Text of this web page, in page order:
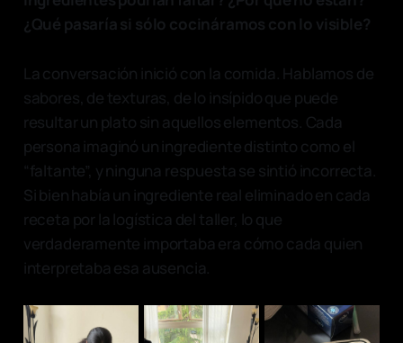
¿Qué pasaría si sólo cocináramos con lo visible?
La conversación inició con la comida. Hablamos de
sabores, de texturas, de lo insípido que puede
resultar un plato sin aquellos elementos. Cada
persona imaginó un ingrediente distinto como el
“faltante”, y ninguna respuesta se sintió incorrecta.
Si bien había un ingrediente real eliminado en cada
receta por la logística del taller, lo que
verdaderamente importaba era cómo cada quien
interpretaba esa ausencia.